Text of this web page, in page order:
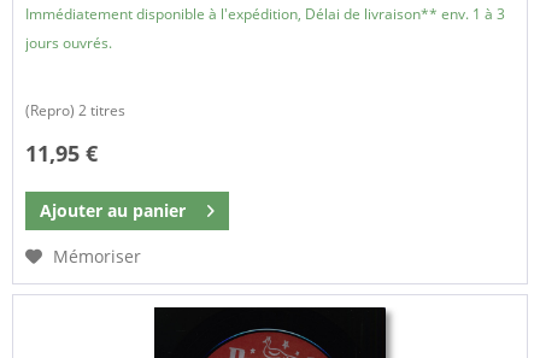
Immédiatement disponible à l'expédition, Délai de livraison** env. 1 à 3
jours ouvrés.
(Repro) 2 titres
11,95 €
Ajouter au panier
Mémoriser